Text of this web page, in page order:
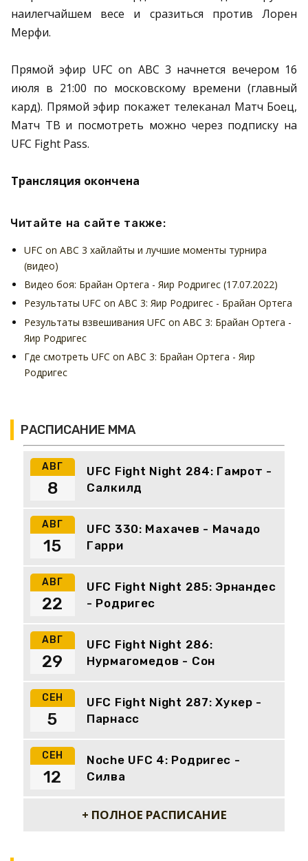
РАСПИСАНИЕ ММА
АВГ
UFC Fight Night 284: Гамрот -
Салкилд
8
АВГ
UFC 330: Махачев - Мачадо
Гарри
15
АВГ
UFC Fight Night 285: Эрнандес
- Родригес
22
АВГ
UFC Fight Night 286:
Нурмагомедов - Сон
29
СЕН
UFC Fight Night 287: Хукер -
Парнасс
5
СЕН
Noche UFC 4: Родригес -
Силва
12
+ ПОЛНОЕ РАСПИСАНИЕ
наилегчайшем весе и сразиться против Лорен
Мерфи.
Прямой эфир UFC on ABC 3 начнется вечером 16
июля в 21:00 по московскому времени (главный
кард). Прямой эфир покажет телеканал Матч Боец,
Матч ТВ и посмотреть можно через подписку на
UFC Fight Pass.
Трансляция окончена
Читайте на сайте также:
UFC on ABC 3 хайлайты и лучшие моменты турнира
(видео)
Видео боя: Брайан Ортега - Яир Родригес (17.07.2022)
Результаты UFC on ABC 3: Яир Родригес - Брайан Ортега
Результаты взвешивания UFC on ABC 3: Брайан Ортега -
Яир Родригес
Где смотреть UFC on ABC 3: Брайан Ортега - Яир
Родригес